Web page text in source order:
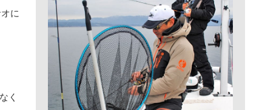
に
く